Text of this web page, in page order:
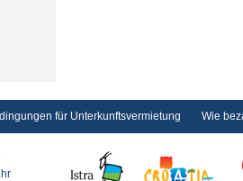
für Unterkunftsvermietung Wie